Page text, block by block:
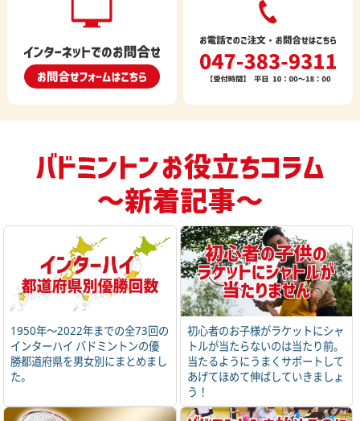
1950年～2022年までの全73回の
インターハイ バドミントンの優
勝都道府県を男女別にまとめまし
た。
初心者のお子様がラケットにシャ
トルが当たらないのは当たり前。
当たるようにうまくサポートして
あげてほめて伸ばしていきましょ
う！